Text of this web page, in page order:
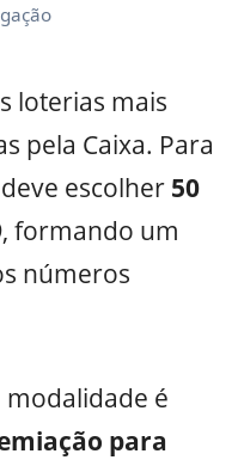
loterias mais
pela Caixa. Para
escolher 50
, formando um
números
é
para